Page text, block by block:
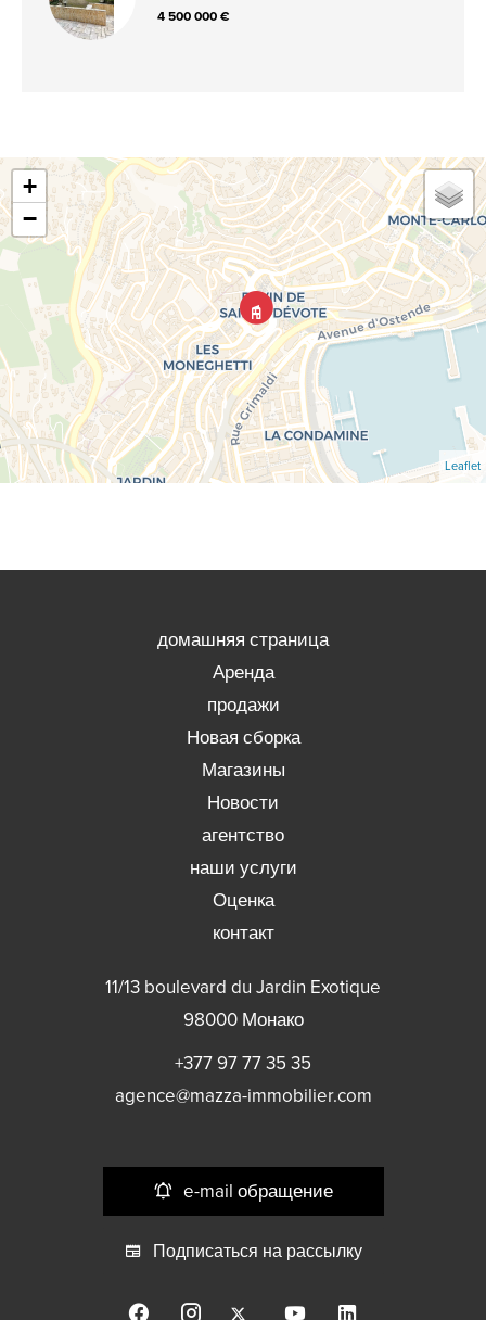
4 500 000 €
+
−
Leaflet
домашняя страница
Аренда
продажи
Новая сборка
Магазины
Новости
агентство
наши услуги
Оценка
контакт
11/13 boulevard du Jardin Exotique
98000Монако
+377 97 77 35 35
agence@mazza-immobilier.com
e-mail обращение
Подписаться на рассылку